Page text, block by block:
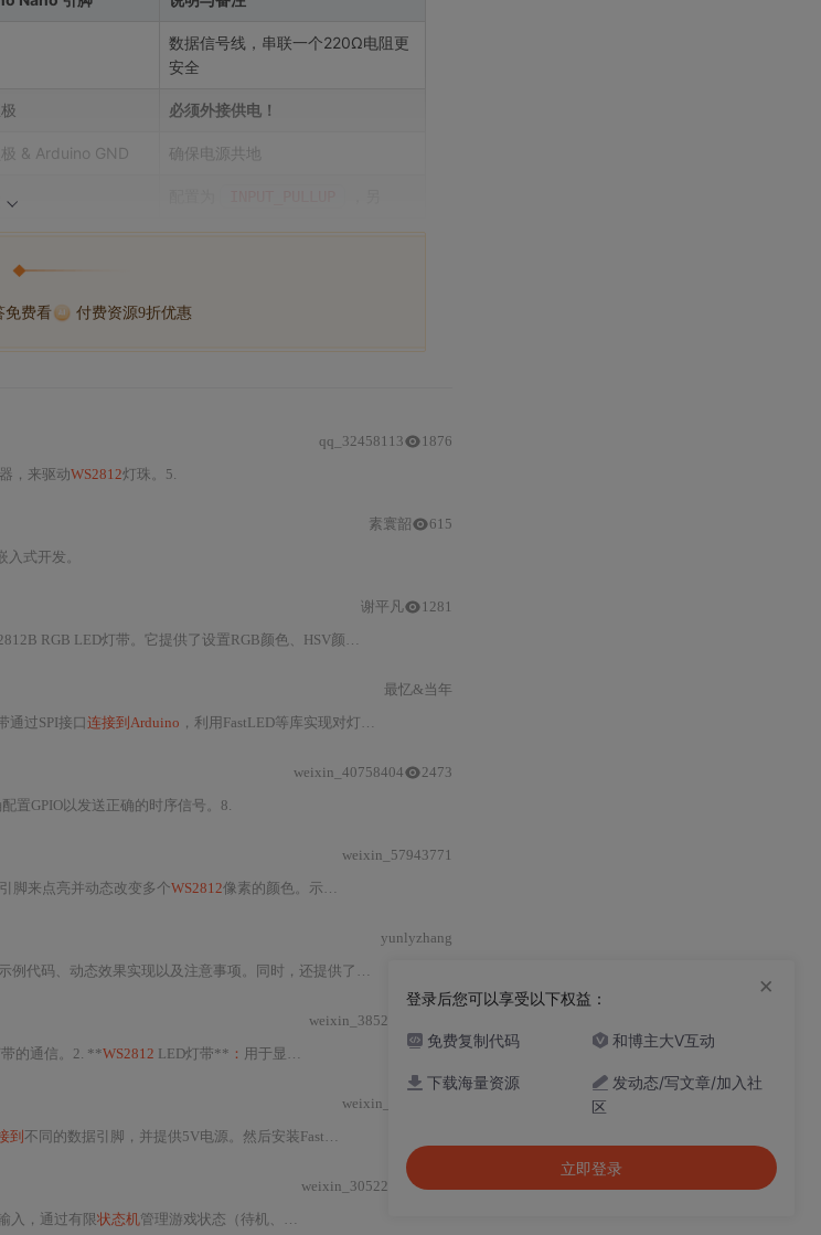
数据信号线，串联一个220Ω电阻更
安全
必须外接供电！
& Arduino GND 确保电源共地
免费看 付费资源9折优惠
，来驱动WS2812灯珠。5.
qq_32458113 1876
式开发。
素寰韶 615
RGB LED灯带。它提供了设置RGB颜色、HSV颜色转换、动态调整颜
谢平凡 1281
通过SPI接口连接到Arduino ，利用FastLED等库实现对灯带颜色和动画效果的控制。
最忆&当年
置GPIO以发送正确的时序信号。8.
weixin_40758404 2473
脚来点亮并动态改变多个WS2812像素的颜色。示例中使用了Adafruit_NeoPixel库，通过设置像素颜色并调用show()方法来更新显示。同时，文章强调了正确安装第三方库文件和开发环境版本兼容性的重要性。
weixin_57943771
、动态效果实现以及注意事项。同时，还提供了扩展应用的建议，如通过添加按钮或传感器实现交互式灯光控制。
yunlyzhang
的通信。2. **WS2812 LED灯带** ： 用于显示游戏画面。
weixin_38529486
到 不同的数据引脚，并提供5V电源。然后安装FastLED库，并通过示例代码展示如何初始化和控制两条灯带，实现动态和静态效果。
weixin_45713640
入，通过有限状态机管理游戏状态（待机、进行中、胜利）。重点涵盖
weixin_30522095 310
登录后您可以享受以下权益：
免费复制代码 和博主大V互动
下载海量资源
发动态/写文章/加入社
区
×
立即登录